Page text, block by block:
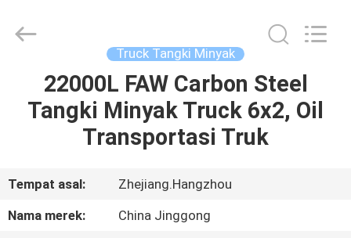
RUMAH
PRODUK
TENTANG
KAMI
PURPOSE
VEHICLE
Truck Tangki Minyak
22000L FAW Carbon Steel
Tangki Minyak Truck 6x2, Oil
Transportasi Truk
Tempat asal:
Zhejiang.Hangzhou
Nama merek:
China Jinggong